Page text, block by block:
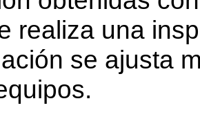
realiza una
se ajusta